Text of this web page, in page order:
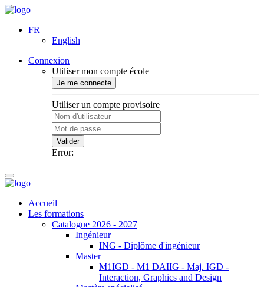
FR
English
Connexion
Utiliser mon compte école
Je me connecte
Utiliser un compte provisoire
Valider
Error:
Accueil
Les formations
Catalogue 2026 - 2027
Ingénieur
ING - Diplôme d'ingénieur
Master
M1IGD - M1 DAIIG - Maj. IGD -
Interaction, Graphics and Design